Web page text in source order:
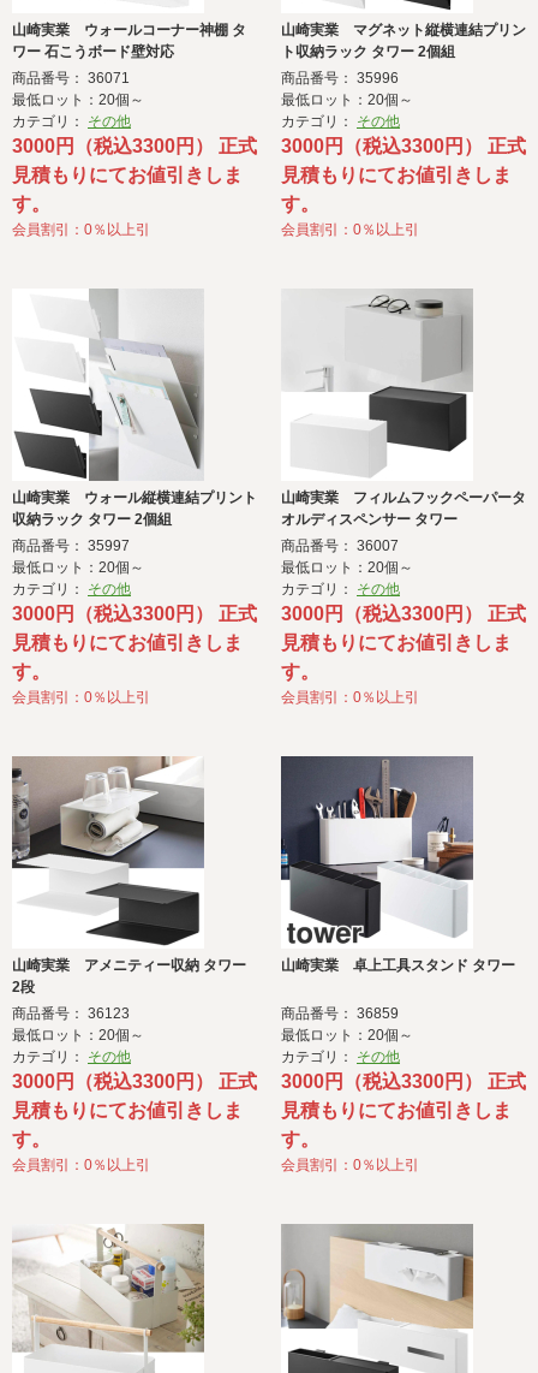
山崎実業 ウォールコーナー神棚 タ
ワー 石こうボード壁対応
商品番号： 36071
最低ロット：20個～
カテゴリ： その他
3000円（税込3300円） 正式
見積もりにてお値引きしま
す。
会員割引：0％以上引
山崎実業 マグネット縦横連結プリン
ト収納ラック タワー 2個組
商品番号： 35996
最低ロット：20個～
カテゴリ： その他
3000円（税込3300円） 正式
見積もりにてお値引きしま
す。
会員割引：0％以上引
山崎実業 ウォール縦横連結プリント
収納ラック タワー 2個組
商品番号： 35997
最低ロット：20個～
カテゴリ： その他
3000円（税込3300円） 正式
見積もりにてお値引きしま
す。
会員割引：0％以上引
山崎実業 フィルムフックペーパータ
オルディスペンサー タワー
商品番号： 36007
最低ロット：20個～
カテゴリ： その他
3000円（税込3300円） 正式
見積もりにてお値引きしま
す。
会員割引：0％以上引
山崎実業 アメニティー収納 タワー
2段
商品番号： 36123
最低ロット：20個～
カテゴリ： その他
3000円（税込3300円） 正式
見積もりにてお値引きしま
す。
会員割引：0％以上引
山崎実業 卓上工具スタンド タワー
商品番号： 36859
最低ロット：20個～
カテゴリ： その他
3000円（税込3300円） 正式
見積もりにてお値引きしま
す。
会員割引：0％以上引